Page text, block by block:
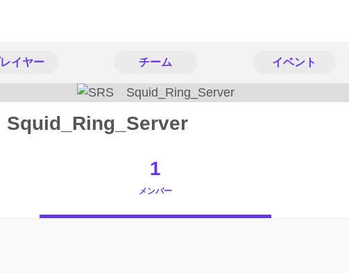
イヤー チーム イベント
1
メンバー